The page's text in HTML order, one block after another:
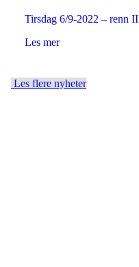
Tirsdag 6/9-2022 – renn II
Les mer
Les flere nyheter